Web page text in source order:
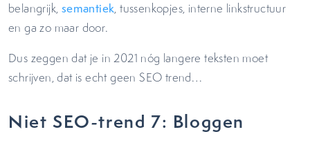
belangrijk, semantiek, tussenkopjes, interne linkstructuur
en ga zo maar door.
Dus zeggen dat je in 2021 nóg langere teksten moet
schrijven, dat is echt geen SEO trend…
Niet SEO-trend 7: Bloggen